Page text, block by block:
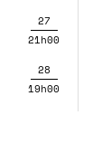
27
21h00
28
19h00